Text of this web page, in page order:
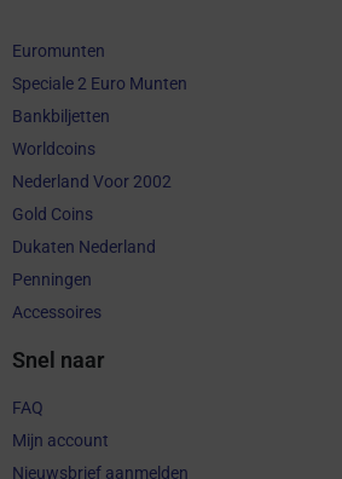
Euromunten
Speciale 2 Euro Munten
Bankbiljetten
Worldcoins
Nederland Voor 2002
Gold Coins
Dukaten Nederland
Penningen
Accessoires
Snel naar
FAQ
Mijn account
Nieuwsbrief aanmelden